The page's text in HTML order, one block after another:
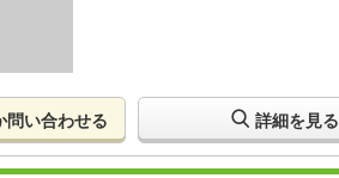
問い合わせる 詳細を見る